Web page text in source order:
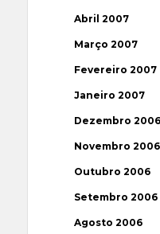
Abril 2007
Março 2007
Fevereiro 2007
Janeiro 2007
Dezembro 2006
Novembro 2006
Outubro 2006
Setembro 2006
Agosto 2006